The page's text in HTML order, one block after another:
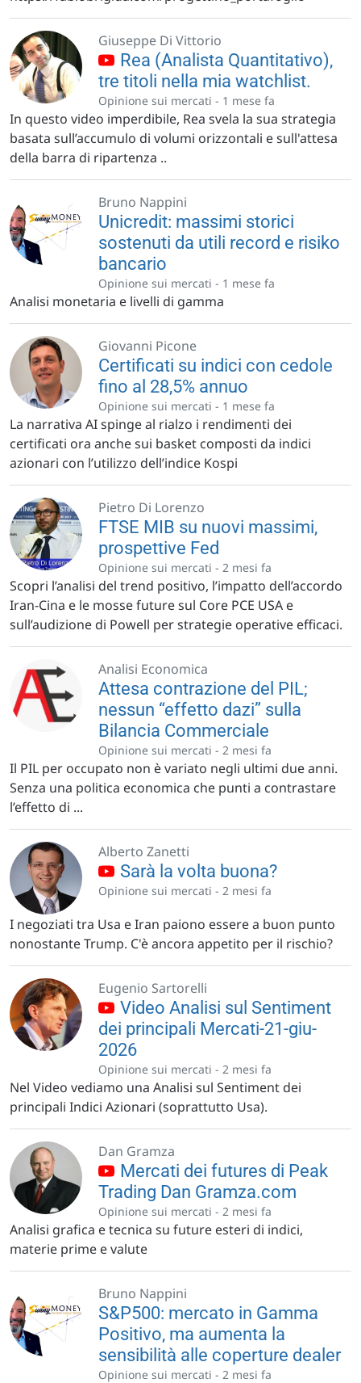
Giuseppe Di Vittorio
tre titoli nella mia watchlist.
Opinione sui mercati - 1 mese fa
In questo video imperdibile, Rea svela la sua strategia
basata sull’accumulo di volumi orizzontali e sull'attesa
della barra di ripartenza ..
Bruno Nappini
Unicredit: massimi storici
sostenuti da utili record e risiko
bancario
Opinione sui mercati - 1 mese fa
Analisi monetaria e livelli di gamma
Giovanni Picone
Certificati su indici con cedole
fino al 28,5% annuo
Opinione sui mercati - 1 mese fa
La narrativa AI spinge al rialzo i rendimenti dei
certificati ora anche sui basket composti da indici
azionari con l’utilizzo dell’indice Kospi
Pietro Di Lorenzo
FTSE MIB su nuovi massimi,
prospettive Fed
Opinione sui mercati - 2 mesi fa
Scopri l’analisi del trend positivo, l’impatto dell’accordo
Iran-Cina e le mosse future sul Core PCE USA e
sull’audizione di Powell per strategie operative efficaci.
Analisi Economica
Attesa contrazione del PIL;
nessun “effetto dazi” sulla
Bilancia Commerciale
Opinione sui mercati - 2 mesi fa
Il PIL per occupato non è variato negli ultimi due anni.
Senza una politica economica che punti a contrastare
l’effetto di ...
Alberto Zanetti
Sarà la volta buona?
Opinione sui mercati - 2 mesi fa
I negoziati tra Usa e Iran paiono essere a buon punto
nonostante Trump. C'è ancora appetito per il rischio?
Eugenio Sartorelli
dei principali Mercati-21-giu-
2026
Opinione sui mercati - 2 mesi fa
Nel Video vediamo una Analisi sul Sentiment dei
principali Indici Azionari (soprattutto Usa).
Dan Gramza
Trading Dan Gramza.com
Opinione sui mercati - 2 mesi fa
Analisi grafica e tecnica su future esteri di indici,
materie prime e valute
Bruno Nappini
S&P500: mercato in Gamma
Positivo, ma aumenta la
sensibilità alle coperture dealer
Opinione sui mercati - 2 mesi fa